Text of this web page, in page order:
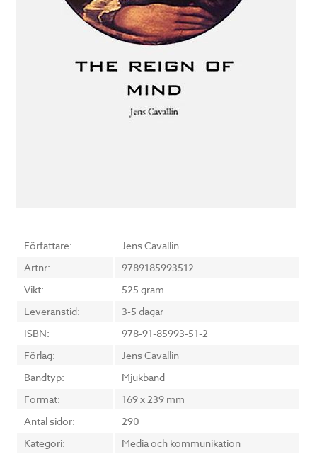
Författare:
Jens Cavallin
Artnr:
9789185993512
Vikt:
525 gram
Leveranstid:
3-5 dagar
ISBN:
978-91-85993-51-2
Förlag:
Jens Cavallin
Bandtyp:
Mjukband
Format:
169 x 239 mm
Antal sidor:
290
Kategori:
Media och kommunikation